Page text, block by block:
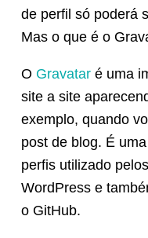
de perfil só poderá
Mas o que é o
O Gravatar é uma
site a site
exemplo, quando
post de blog. É
perfis utilizado
WordPress e
o GitHub.